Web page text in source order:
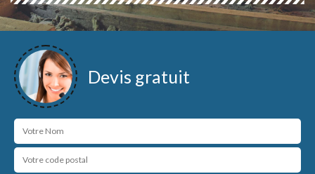
Devis gratuit